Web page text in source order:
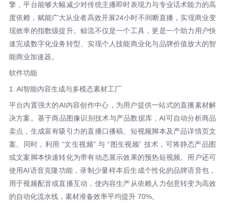
擎，平台能够大幅减少对传统主播即时表现力与专业话术能力的高
度依赖，赋能广大从业者高效开展24小时不间断直播，实现商业变
现效率的指数级提升。鲸流不仅是一个工具，更是一个助力用户快
速完成数字化业务转型、实现个人技能商业化与品牌价值放大的智
能商业加速器。
软件功能
1. AI智能内容生成与多模态素材工厂
平台内置强大的AI内容创作中心，为用户提供一站式的直播素材解
决方案。基于商品图像识别技术与产品数据库，AI可自动分析商品
卖点，生成富有吸引力的直播口播稿、短视频脚本及产品详情页文
案。同时，利用 “文生视频” 与 “图生视频” 技术，可将静态产品图
或文案脚本快速转化为带有动态展示效果的预热短视频。用户还可
使用AI语音克隆功能，录制少量样本后生成个性化的品牌语音包，
用于视频配音或直播互动，使内容生产从依赖人力创意转变为高效
的自动化流水线，素材准备效率平均提升 70%。